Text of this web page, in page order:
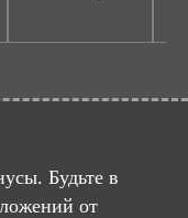
Будьте в
от